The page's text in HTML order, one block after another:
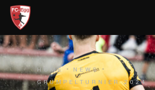
HOME
NEWS
GRÜMPELTURNIER 2024